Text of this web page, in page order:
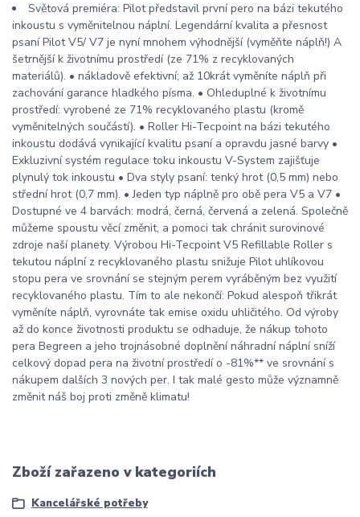
Světová premiéra: Pilot představil první pero na bázi tekutého
inkoustu s vyměnitelnou náplní. Legendární kvalita a přesnost
psaní Pilot V5/ V7 je nyní mnohem výhodnější (vyměňte náplň!) A
šetrnější k životnímu prostředí (ze 71% z recyklovaných
materiálů). • nákladově efektivní; až 10krát vyměníte náplň při
zachování garance hladkého písma. • Ohleduplné k životnímu
prostředí: vyrobené ze 71% recyklovaného plastu (kromě
vyměnitelných součástí). • Roller Hi-Tecpoint na bázi tekutého
inkoustu dodává vynikající kvalitu psaní a opravdu jasné barvy •
Exkluzivní systém regulace toku inkoustu V-System zajišťuje
plynulý tok inkoustu • Dva styly psaní: tenký hrot (0,5 mm) nebo
střední hrot (0,7 mm). • Jeden typ náplně pro obě pera V5 a V7 •
Dostupné ve 4 barvách: modrá, černá, červená a zelená. Společně
můžeme spoustu věcí změnit, a pomoci tak chránit surovinové
zdroje naší planety. Výrobou Hi-Tecpoint V5 Refillable Roller s
tekutou náplní z recyklovaného plastu snižuje Pilot uhlíkovou
stopu pera ve srovnání se stejným perem vyráběným bez využití
recyklovaného plastu. Tím to ale nekončí: Pokud alespoň třikrát
vyměníte náplň, vyrovnáte tak emise oxidu uhličitého. Od výroby
až do konce životnosti produktu se odhaduje, že nákup tohoto
pera Begreen a jeho trojnásobné doplnění náhradní náplní sníží
celkový dopad pera na životní prostředí o -81%** ve srovnání s
nákupem dalších 3 nových per. I tak malé gesto může významně
změnit náš boj proti změně klimatu!
Zboží zařazeno v kategoriích
Kancelářské potřeby